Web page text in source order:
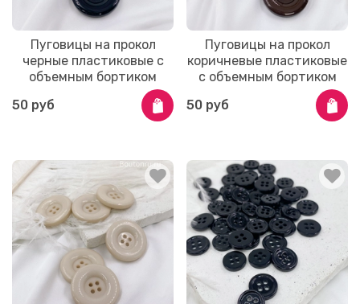
Пуговицы на прокол
черные пластиковые с
объемным бортиком
50 руб
Пуговицы на прокол
коричневые пластиковые
с объемным бортиком
50 руб